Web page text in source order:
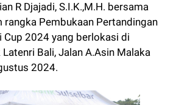
R Djajadi, S.I.K.,M.H. bersama
rangka Pembukaan Pertandingan
Cup 2024 yang berlokasi di
Bali, Jalan A.Asin Malaka
2024.